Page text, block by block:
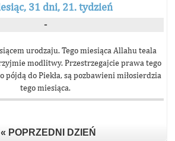
31 dni, 21. tydzień
-
urodzaju. Tego miesiąca Allahu teala
modlitwy. Przestrzegajcie prawa tego
pójdą do Piekła, są pozbawieni miłosierdzia
tego miesiąca.
« POPRZEDNI DZIEŃ